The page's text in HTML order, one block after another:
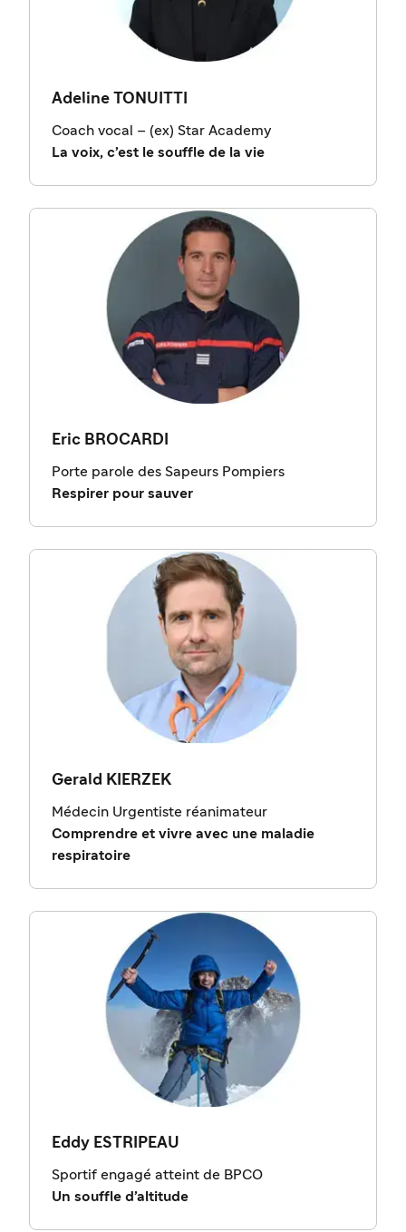
Adeline TONUITTI
Coach vocal – (ex) Star Academy
La voix, c’est le souffle de la vie
Eric BROCARDI
Porte parole des Sapeurs Pompiers
Respirer pour sauver
Gerald KIERZEK
Médecin Urgentiste réanimateur
Comprendre et vivre avec une maladie
respiratoire
Eddy ESTRIPEAU
Sportif engagé atteint de BPCO
Un souffle d’altitude